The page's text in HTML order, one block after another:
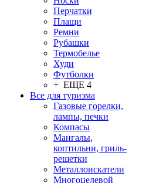
Перчатки
Плащи
Ремни
Рубашки
Термобелье
Худи
Футболки
+ ЕЩЕ 4
Все для туризма
Газовые горелки,
лампы, печки
Компасы
Мангалы,
коптильни, гриль-
решетки
Металлоискатели
Многоцелевой